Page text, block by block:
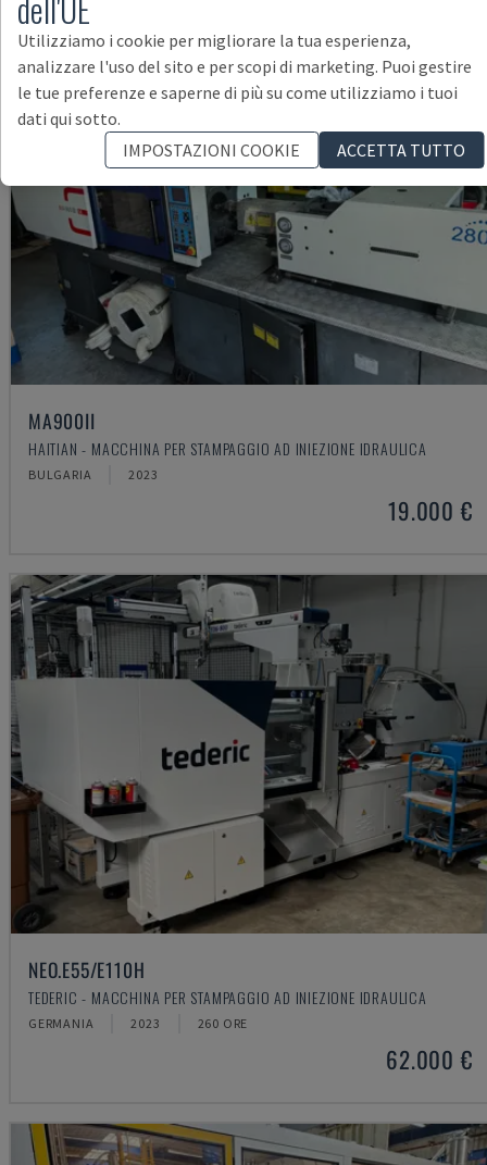
MA900ІІ
HAITIAN - MACCHINA PER STAMPAGGIO AD INIEZIONE IDRAULICA
BULGARIA 2023
19.000 €
NEO.E55/E110H
TEDERIC - MACCHINA PER STAMPAGGIO AD INIEZIONE IDRAULICA
GERMANIA 2023 260 ORE
62.000 €
Utilizziamo i cookie per migliorare la tua esperienza,
analizzare l'uso del sito e per scopi di marketing. Puoi gestire
le tue preferenze e saperne di più su come utilizziamo i tuoi
dati qui sotto.
IMPOSTAZIONI COOKIE
ACCETTA TUTTO